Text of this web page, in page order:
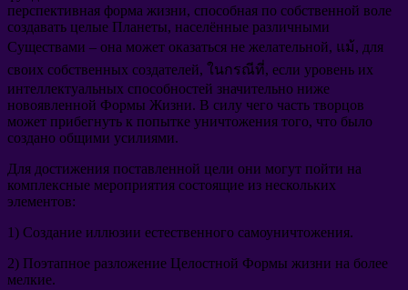
перспективная форма жизни, способная по собственной воле
создавать целые Планеты, населённые различными
Существами – она может оказаться не желательной, แม้, для
своих собственных создателей, ในกรณีที่, если уровень их
интеллектуальных способностей значительно ниже
новоявленной Формы Жизни. В силу чего часть творцов
может прибегнуть к попытке уничтожения того, что было
создано общими усилиями.
Для достижения поставленной цели они могут пойти на
комплексные мероприятия состоящие из нескольких
элементов:
1) Создание иллюзии естественного самоуничтожения.
2) Поэтапное разложение Целостной Формы жизни на более
мелкие.